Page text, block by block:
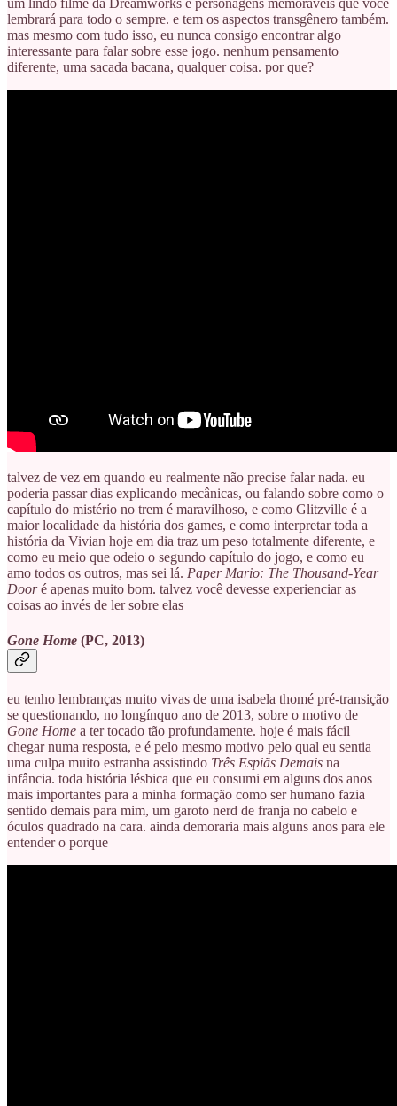
um lindo filme da Dreamworks e personagens memoráveis que você
lembrará para todo o sempre. e tem os aspectos transgênero também.
mas mesmo com tudo isso, eu nunca consigo encontrar algo
interessante para falar sobre esse jogo. nenhum pensamento
diferente, uma sacada bacana, qualquer coisa. por que?
talvez de vez em quando eu realmente não precise falar nada. eu
poderia passar dias explicando mecânicas, ou falando sobre como o
capítulo do mistério no trem é maravilhoso, e como Glitzville é a
maior localidade da história dos games, e como interpretar toda a
história da Vivian hoje em dia traz um peso totalmente diferente, e
como eu meio que odeio o segundo capítulo do jogo, e como eu
amo todos os outros, mas sei lá. Paper Mario: The Thousand-Year
Dooré apenas muito bom. talvez você devesse experienciar as
coisas ao invés de ler sobre elas
Gone Home (PC, 2013)
eu tenho lembranças muito vivas de uma isabela thomé pré-transição
se questionando, no longínquo ano de 2013, sobre o motivo de
Gone Home a ter tocado tão profundamente. hoje é mais fácil
chegar numa resposta, e é pelo mesmo motivo pelo qual eu sentia
uma culpa muito estranha assistindo Três Espiãs Demais na
infância. toda história lésbica que eu consumi em alguns dos anos
mais importantes para a minha formação como ser humano fazia
sentido demais para mim, um garoto nerd de franja no cabelo e
óculos quadrado na cara. ainda demoraria mais alguns anos para ele
entender o porque